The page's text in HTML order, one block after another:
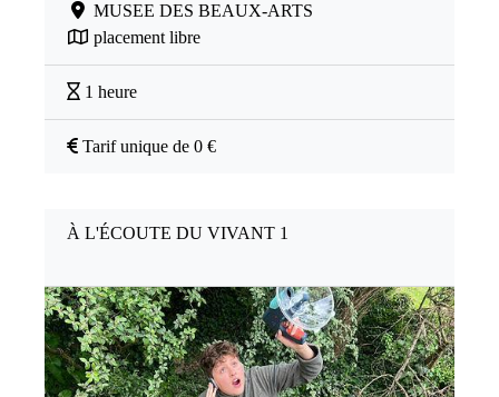
MUSEE DES BEAUX-ARTS
placement libre
1 heure
Tarif unique de 0 €
À L'ÉCOUTE DU VIVANT 1